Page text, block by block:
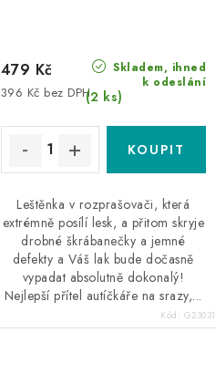
Skladem, ihned
k odeslání
(2 ks)
396 Kč bez DPH
479 Kč
Leštěnka v rozprašovači, která
extrémně posílí lesk, a přitom skryje
drobné škrábanečky a jemné
defekty a Váš lak bude dočasně
vypadat absolutně dokonalý!
Nejlepší přítel autíčkáře na srazy,...
Kód: